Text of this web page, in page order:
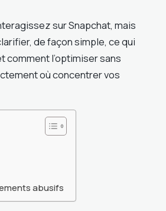
sur Snapchat, mais
de façon simple, ce qui
comment l’optimiser sans
où concentrer vos
abusifs